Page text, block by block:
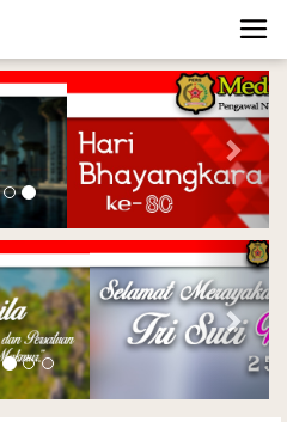
Next
Next